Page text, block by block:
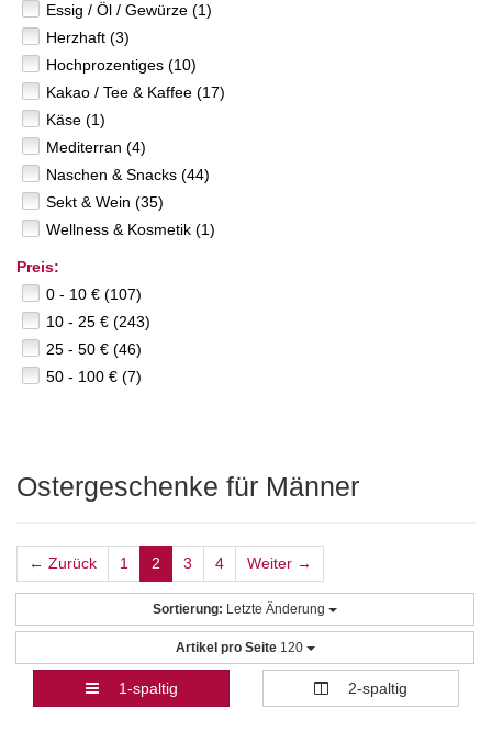
Essig / Öl / Gewürze (1)
Herzhaft (3)
Hochprozentiges (10)
Kakao / Tee & Kaffee (17)
Käse (1)
Mediterran (4)
Naschen & Snacks (44)
Sekt & Wein (35)
Wellness & Kosmetik (1)
Preis:
0 - 10 € (107)
10 - 25 € (243)
25 - 50 € (46)
50 - 100 € (7)
Ostergeschenke für Männer
← Zurück 1 2 3 4 Weiter →
Sortierung: Letzte Änderung
Artikel pro Seite 120
1-spaltig 2-spaltig